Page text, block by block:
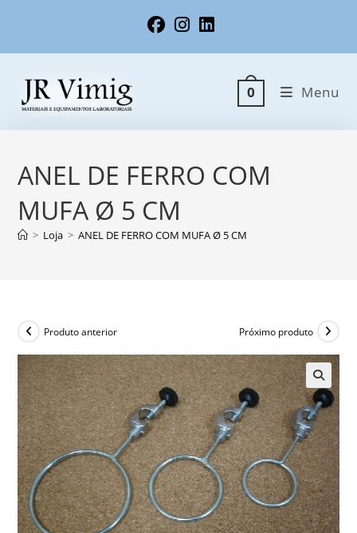
0 Menu
ANEL DE FERRO COM
MUFA Ø 5 CM
> Loja > ANEL DE FERRO COM MUFA Ø 5 CM
Produto anterior Próximo produto